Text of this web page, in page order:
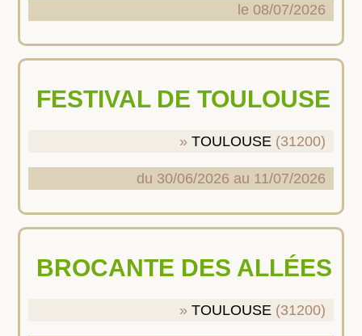
le 08/07/2026
FESTIVAL DE TOULOUSE
TOULOUSE (31200)
du 30/06/2026 au 11/07/2026
BROCANTE DES ALLÉES
TOULOUSE (31200)